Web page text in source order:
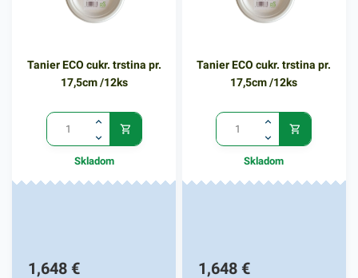
nápojov. Balenie obsahuje 10
ponuke nájdete ďalšie
Tanier ECO cukr. trstina pr.
17,5cm /12ks
Skladom
1,648 €
Tanier ECO cukr. trstina pr.
17,5cm /12ks
Skladom
1,648 €